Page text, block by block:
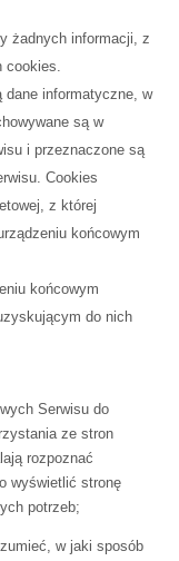
żadnych informacji, z
cookies.
dane informatyczne, w
są w
i przeznaczone są
Cookies
z której
końcowym
końcowym
do nich
Serwisu do
ze stron
rozpoznać
wyświetlić stronę
potrzeb;
w jaki sposób